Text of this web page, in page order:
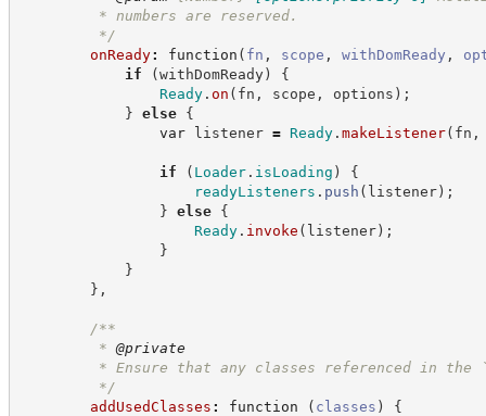
* numbers are reserved.
*/
onReady: function ( fn , scope , withDomReady ,
if
(withDomReady)
{
Ready. on ( fn , scope , options ) ;
} else
{
var listener = Ready. makeListener( fn ,
if ( Loader. isLoading )
{
readyListeners . push ( listener) ;
} else
{
Ready. invoke ( listener) ;
}
}
} ,
/**
* @private
* Ensure that any classes referenced in the
*/
addUsedClasses : function ( classes )
{